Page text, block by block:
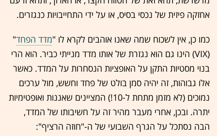
אחזקה פיזית של נכסי בסיס, או על ידי התחייבויות כנגזרים.
כמו כן, אין לשכוח שמה שאנו אוהבים לקרא לו "מדד הפחד"
(VIX) הינו גם הוא נגזרת של אותו מדד מנייתי כביר. הוא הרי
בנוי מסטיות התקן על האופציות הנסחרות על המדד. כאשר
אלו גבוהות, זה יהיה סמן בולט של פחד וחשש, מול ערכים
נמוכים (לא מזמן מתחת ל-10!) המציינים שאננות ואופטימיות
יתרה. ובכן, אחרי מעבר מהיר זה על חשיבותו של המדד,
הבה נסתכל על הגרף השבועי של ה-"חוזה הרציף":